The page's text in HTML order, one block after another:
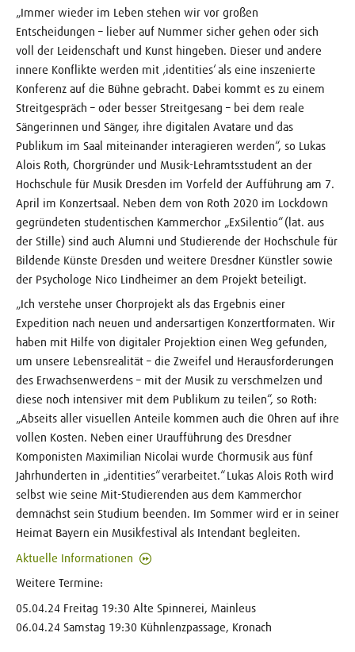
„Immer wieder im Leben stehen wir vor großen
Entscheidungen – lieber auf Nummer sicher gehen oder sich
voll der Leidenschaft und Kunst hingeben. Dieser und andere
innere Konflikte werden mit ‚identities‘ als eine inszenierte
Konferenz auf die Bühne gebracht. Dabei kommt es zu einem
Streitgespräch – oder besser Streitgesang – bei dem reale
Sängerinnen und Sänger, ihre digitalen Avatare und das
Publikum im Saal miteinander interagieren werden“, so Lukas
Alois Roth, Chorgründer und Musik-Lehramtsstudent an der
Hochschule für Musik Dresden im Vorfeld der Aufführung am 7.
April im Konzertsaal. Neben dem von Roth 2020 im Lockdown
gegründeten studentischen Kammerchor „ExSilentio“ (lat. aus
der Stille) sind auch Alumni und Studierende der Hochschule für
Bildende Künste Dresden und weitere Dresdner Künstler sowie
der Psychologe Nico Lindheimer an dem Projekt beteiligt.
„Ich verstehe unser Chorprojekt als das Ergebnis einer
Expedition nach neuen und andersartigen Konzertformaten. Wir
haben mit Hilfe von digitaler Projektion einen Weg gefunden,
um unsere Lebensrealität – die Zweifel und Herausforderungen
des Erwachsenwerdens – mit der Musik zu verschmelzen und
diese noch intensiver mit dem Publikum zu teilen“, so Roth:
„Abseits aller visuellen Anteile kommen auch die Ohren auf ihre
vollen Kosten. Neben einer Uraufführung des Dresdner
Komponisten Maximilian Nicolai wurde Chormusik aus fünf
Jahrhunderten in „identities“ verarbeitet.“ Lukas Alois Roth wird
selbst wie seine Mit-Studierenden aus dem Kammerchor
demnächst sein Studium beenden. Im Sommer wird er in seiner
Heimat Bayern ein Musikfestival als Intendant begleiten.
Aktuelle Informationen
Weitere Termine:
05.04.24 Freitag 19:30 Alte Spinnerei, Mainleus
06.04.24 Samstag 19:30 Kühnlenzpassage, Kronach